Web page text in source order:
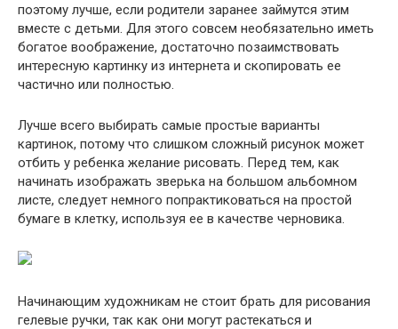
поэтому лучше, если родители заранее займутся этим
вместе с детьми. Для этого совсем необязательно иметь
богатое воображение, достаточно позаимствовать
интересную картинку из интернета и скопировать ее
частично или полностью.
Лучше всего выбирать самые простые варианты
картинок, потому что слишком сложный рисунок может
отбить у ребенка желание рисовать. Перед тем, как
начинать изображать зверька на большом альбомном
листе, следует немного попрактиковаться на простой
бумаге в клетку, используя ее в качестве черновика.
Начинающим художникам не стоит брать для рисования
гелевые ручки, так как они могут растекаться и